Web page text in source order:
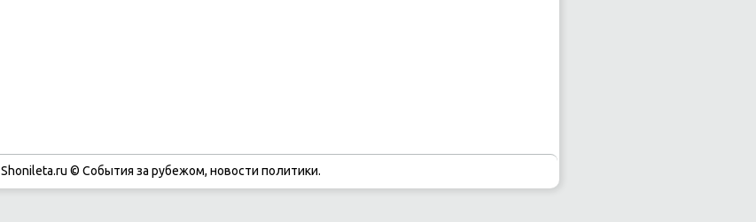
Shonileta.ru © События за рубежом, новости политики.